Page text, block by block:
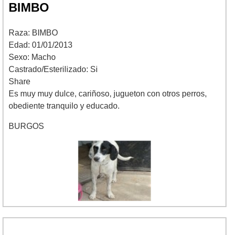
BIMBO
Raza: BIMBO
Edad: 01/01/2013
Sexo: Macho
Castrado/Esterilizado: Si
Share
Es muy muy dulce, cariñoso, jugueton con otros perros,
obediente tranquilo y educado.
BURGOS